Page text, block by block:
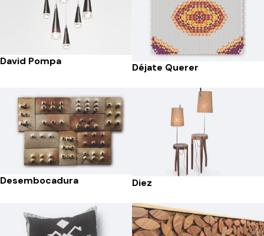
David Pompa
Déjate Querer
Desembocadura Diez